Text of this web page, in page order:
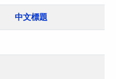
中文標題